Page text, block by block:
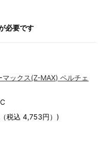
必要です
マックス(Z-MAX) ペルチェ
税込 4,753円）)